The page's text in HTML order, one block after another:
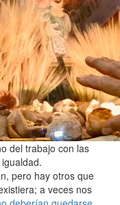
del trabajo con las
pero hay otros que
a veces nos